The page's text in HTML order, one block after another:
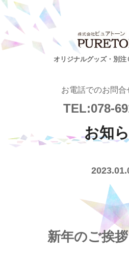
オリジナルグッズ・別注
お電話でのお問合
TEL:078-
お知
新年のご挨